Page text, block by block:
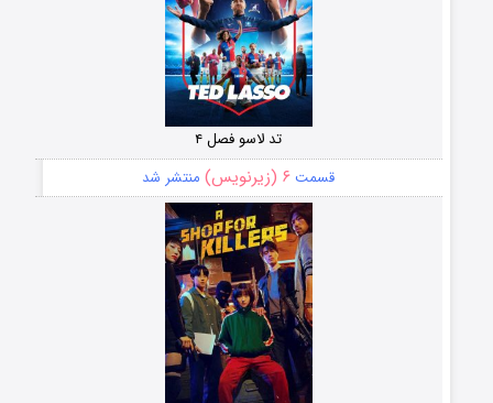
تد لاسو فصل ۴
قسمت ۶ (زیرنویس) منتشر شد